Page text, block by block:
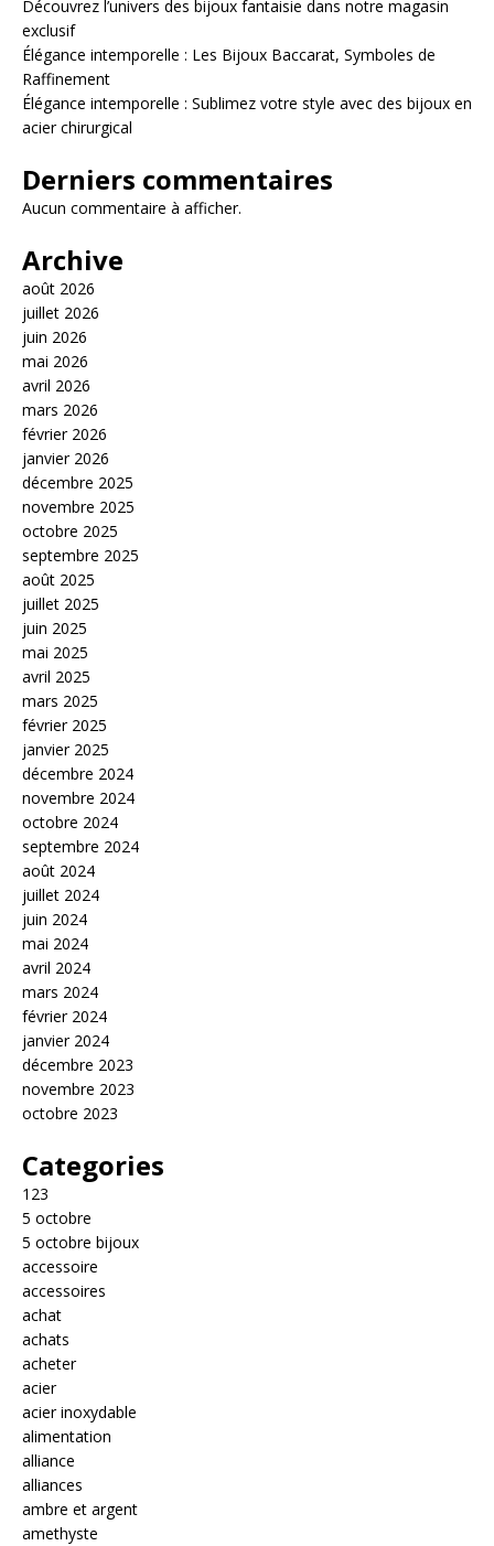
Découvrez l’univers des bijoux fantaisie dans notre magasin
exclusif
Élégance intemporelle : Les Bijoux Baccarat, Symboles de
Raffinement
Élégance intemporelle : Sublimez votre style avec des bijoux en
acier chirurgical
Derniers commentaires
Aucun commentaire à afficher.
Archive
août 2026
juillet 2026
juin 2026
mai 2026
avril 2026
mars 2026
février 2026
janvier 2026
décembre 2025
novembre 2025
octobre 2025
septembre 2025
août 2025
juillet 2025
juin 2025
mai 2025
avril 2025
mars 2025
février 2025
janvier 2025
décembre 2024
novembre 2024
octobre 2024
septembre 2024
août 2024
juillet 2024
juin 2024
mai 2024
avril 2024
mars 2024
février 2024
janvier 2024
décembre 2023
novembre 2023
octobre 2023
Categories
123
5 octobre
5 octobre bijoux
accessoire
accessoires
achat
achats
acheter
acier
acier inoxydable
alimentation
alliance
alliances
ambre et argent
amethyste